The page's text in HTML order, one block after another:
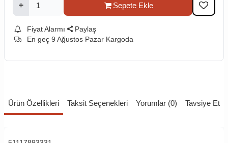
Sepete Ekle
Fiyat Alarmı
Paylaş
En geç 9 Ağustos Pazar Kargoda
Ürün Özellikleri Taksit Seçenekleri Yorumlar (0) Tavsiye Et